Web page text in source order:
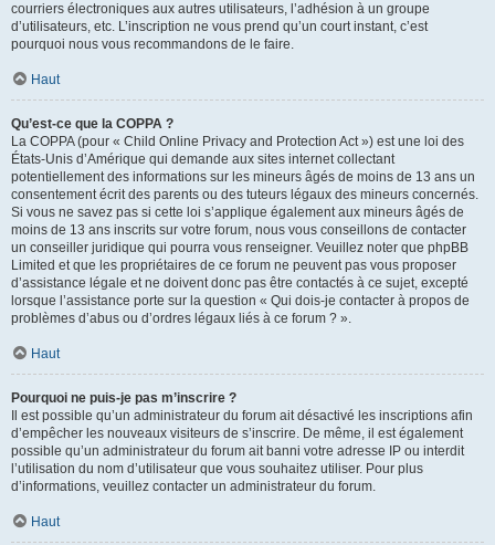
courriers électroniques aux autres utilisateurs, l’adhésion à un groupe
d’utilisateurs, etc. L’inscription ne vous prend qu’un court instant, c’est
pourquoi nous vous recommandons de le faire.
Haut
Qu’est-ce que la COPPA ?
La COPPA (pour « Child Online Privacy and Protection Act ») est une loi des
États-Unis d’Amérique qui demande aux sites internet collectant
potentiellement des informations sur les mineurs âgés de moins de 13 ans un
consentement écrit des parents ou des tuteurs légaux des mineurs concernés.
Si vous ne savez pas si cette loi s’applique également aux mineurs âgés de
moins de 13 ans inscrits sur votre forum, nous vous conseillons de contacter
un conseiller juridique qui pourra vous renseigner. Veuillez noter que phpBB
Limited et que les propriétaires de ce forum ne peuvent pas vous proposer
d’assistance légale et ne doivent donc pas être contactés à ce sujet, excepté
lorsque l’assistance porte sur la question « Qui dois-je contacter à propos de
problèmes d’abus ou d’ordres légaux liés à ce forum ? ».
Haut
Pourquoi ne puis-je pas m’inscrire ?
Il est possible qu’un administrateur du forum ait désactivé les inscriptions afin
d’empêcher les nouveaux visiteurs de s’inscrire. De même, il est également
possible qu’un administrateur du forum ait banni votre adresse IP ou interdit
l’utilisation du nom d’utilisateur que vous souhaitez utiliser. Pour plus
d’informations, veuillez contacter un administrateur du forum.
Haut